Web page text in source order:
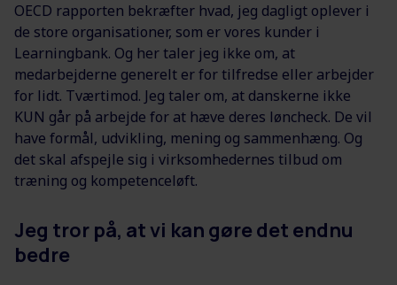
OECD rapporten bekræfter hvad, jeg dagligt oplever i
de store organisationer, som er vores kunder i
Learningbank. Og her taler jeg ikke om, at
medarbejderne generelt er for tilfredse eller arbejder
for lidt. Tværtimod. Jeg taler om, at danskerne ikke
KUN går på arbejde for at hæve deres løncheck. De vil
have formål, udvikling, mening og sammenhæng. Og
det skal afspejle sig i virksomhedernes tilbud om
træning og kompetenceløft.
Jeg tror på, at vi kan gøre det endnu
bedre